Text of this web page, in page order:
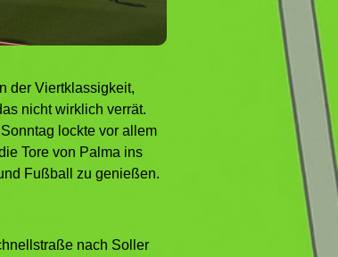
der Viertklassigkeit,
nicht wirklich verrät.
lockte vor allem
Tore von Palma ins
Fußball zu genießen.
nach Soller